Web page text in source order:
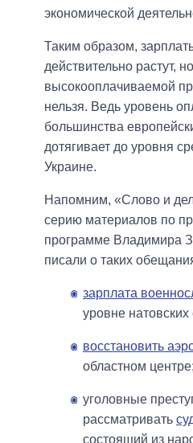
экономической
Таким образом,
действительно растут, но
высокооплачиваемой
нельзя. Ведь уровень
большинства
дотягивает до уровня
Украине.
Напомним, «Слово и
серию материалов по
программе Владимира
писали о таких
зарплата
уровне натовских
восстановить
областном центре;
уголовные
рассматривать
состоящий из